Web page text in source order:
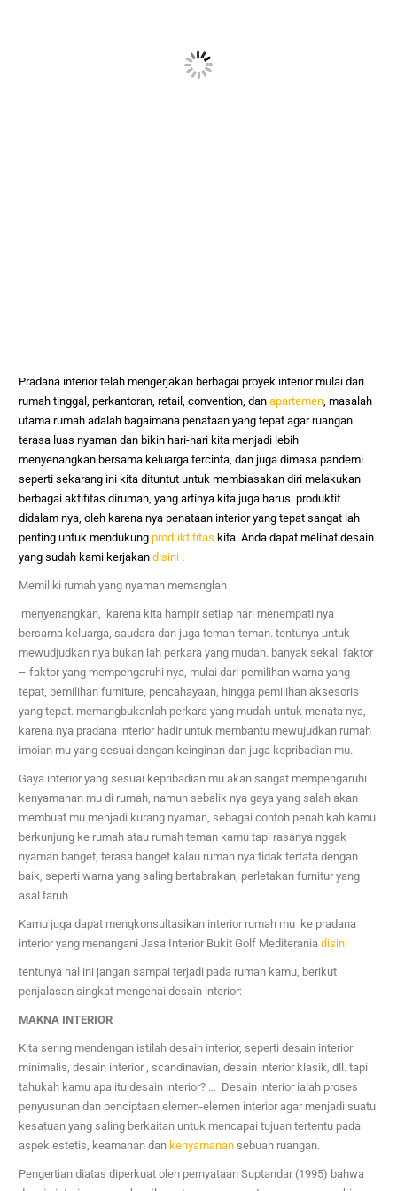
Pradana interior telah mengerjakan berbagai proyek interior mulai dari
rumah tinggal, perkantoran, retail, convention, danapartemen, masalah
utamarumah adalah bagaimana penataan yang tepat agar ruangan
terasa luas nyaman dan bikin hari-hari kita menjadi lebih
menyenangkan bersama keluarga tercinta, dan juga dimasa pandemi
seperti sekarang ini kita dituntut untuk membiasakan diri melakukan
berbagai aktifitas dirumah, yang artinya kita juga harus produktif
didalam nya, oleh karena nya penataan interior yang tepat sangat lah
penting untuk mendukungproduktifitas kita. Anda dapat melihat desain
yang sudah kami kerjakandisini .
Memiliki rumah yang nyaman memanglah
menyenangkan, karena kita hampir setiap hari menempati nya
bersama keluarga, saudara dan juga teman-teman. tentunya untuk
mewudjudkan nya bukan lah perkara yang mudah. banyak sekali faktor
– faktor yang mempengaruhi nya, mulai dari pemilihan warna yang
tepat, pemilihan furniture, pencahayaan, hingga pemilihan aksesoris
yang tepat. memangbukanlah perkara yang mudah untuk menata nya,
karena nya pradana interior hadir untuk membantu mewujudkan rumah
imoian mu yang sesuai dengan keinginan dan juga kepribadian mu.
Gaya interior yang sesuai kepribadian mu akan sangat mempengaruhi
kenyamanan mu di rumah, namun sebalik nya gaya yang salah akan
membuat mu menjadi kurang nyaman, sebagai contoh penah kah kamu
berkunjung ke rumah atau rumah teman kamu tapi rasanya nggak
nyaman banget, terasa banget kalau rumah nya tidak tertata dengan
baik, seperti warna yang saling bertabrakan, perletakan furnitur yang
asal taruh.
Kamu juga dapat mengkonsultasikan interior rumah mu ke pradana
interior yang menangani Jasa Interior Bukit Golf Mediterania disini
tentunya hal ini jangan sampai terjadi pada rumah kamu, berikut
penjalasan singkat mengenai desain interior:
MAKNA INTERIOR
Kita sering mendengan istilah desain interior, seperti desain interior
minimalis, desain interior , scandinavian, desain interior klasik, dll. tapi
tahukah kamu apa itu desain interior? … Desain interior ialah proses
penyusunan dan penciptaan elemen-elemen interior agar menjadi suatu
kesatuan yang saling berkaitan untuk mencapai tujuan tertentu pada
aspek estetis, keamanan dan kenyamanan sebuah ruangan.
Pengertian diatas diperkuat oleh pernyataan Suptandar (1995) bahwa